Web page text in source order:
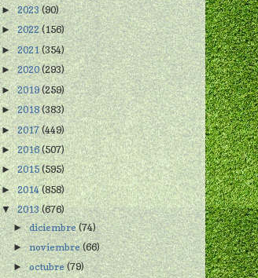
►2023(90)
►2022(156)
►2021(354)
►2020(293)
►2019(259)
►2018(383)
►2017(449)
►2016(507)
►2015(595)
►2014(858)
▼2013(676)
►diciembre(74)
►noviembre(66)
►octubre(79)